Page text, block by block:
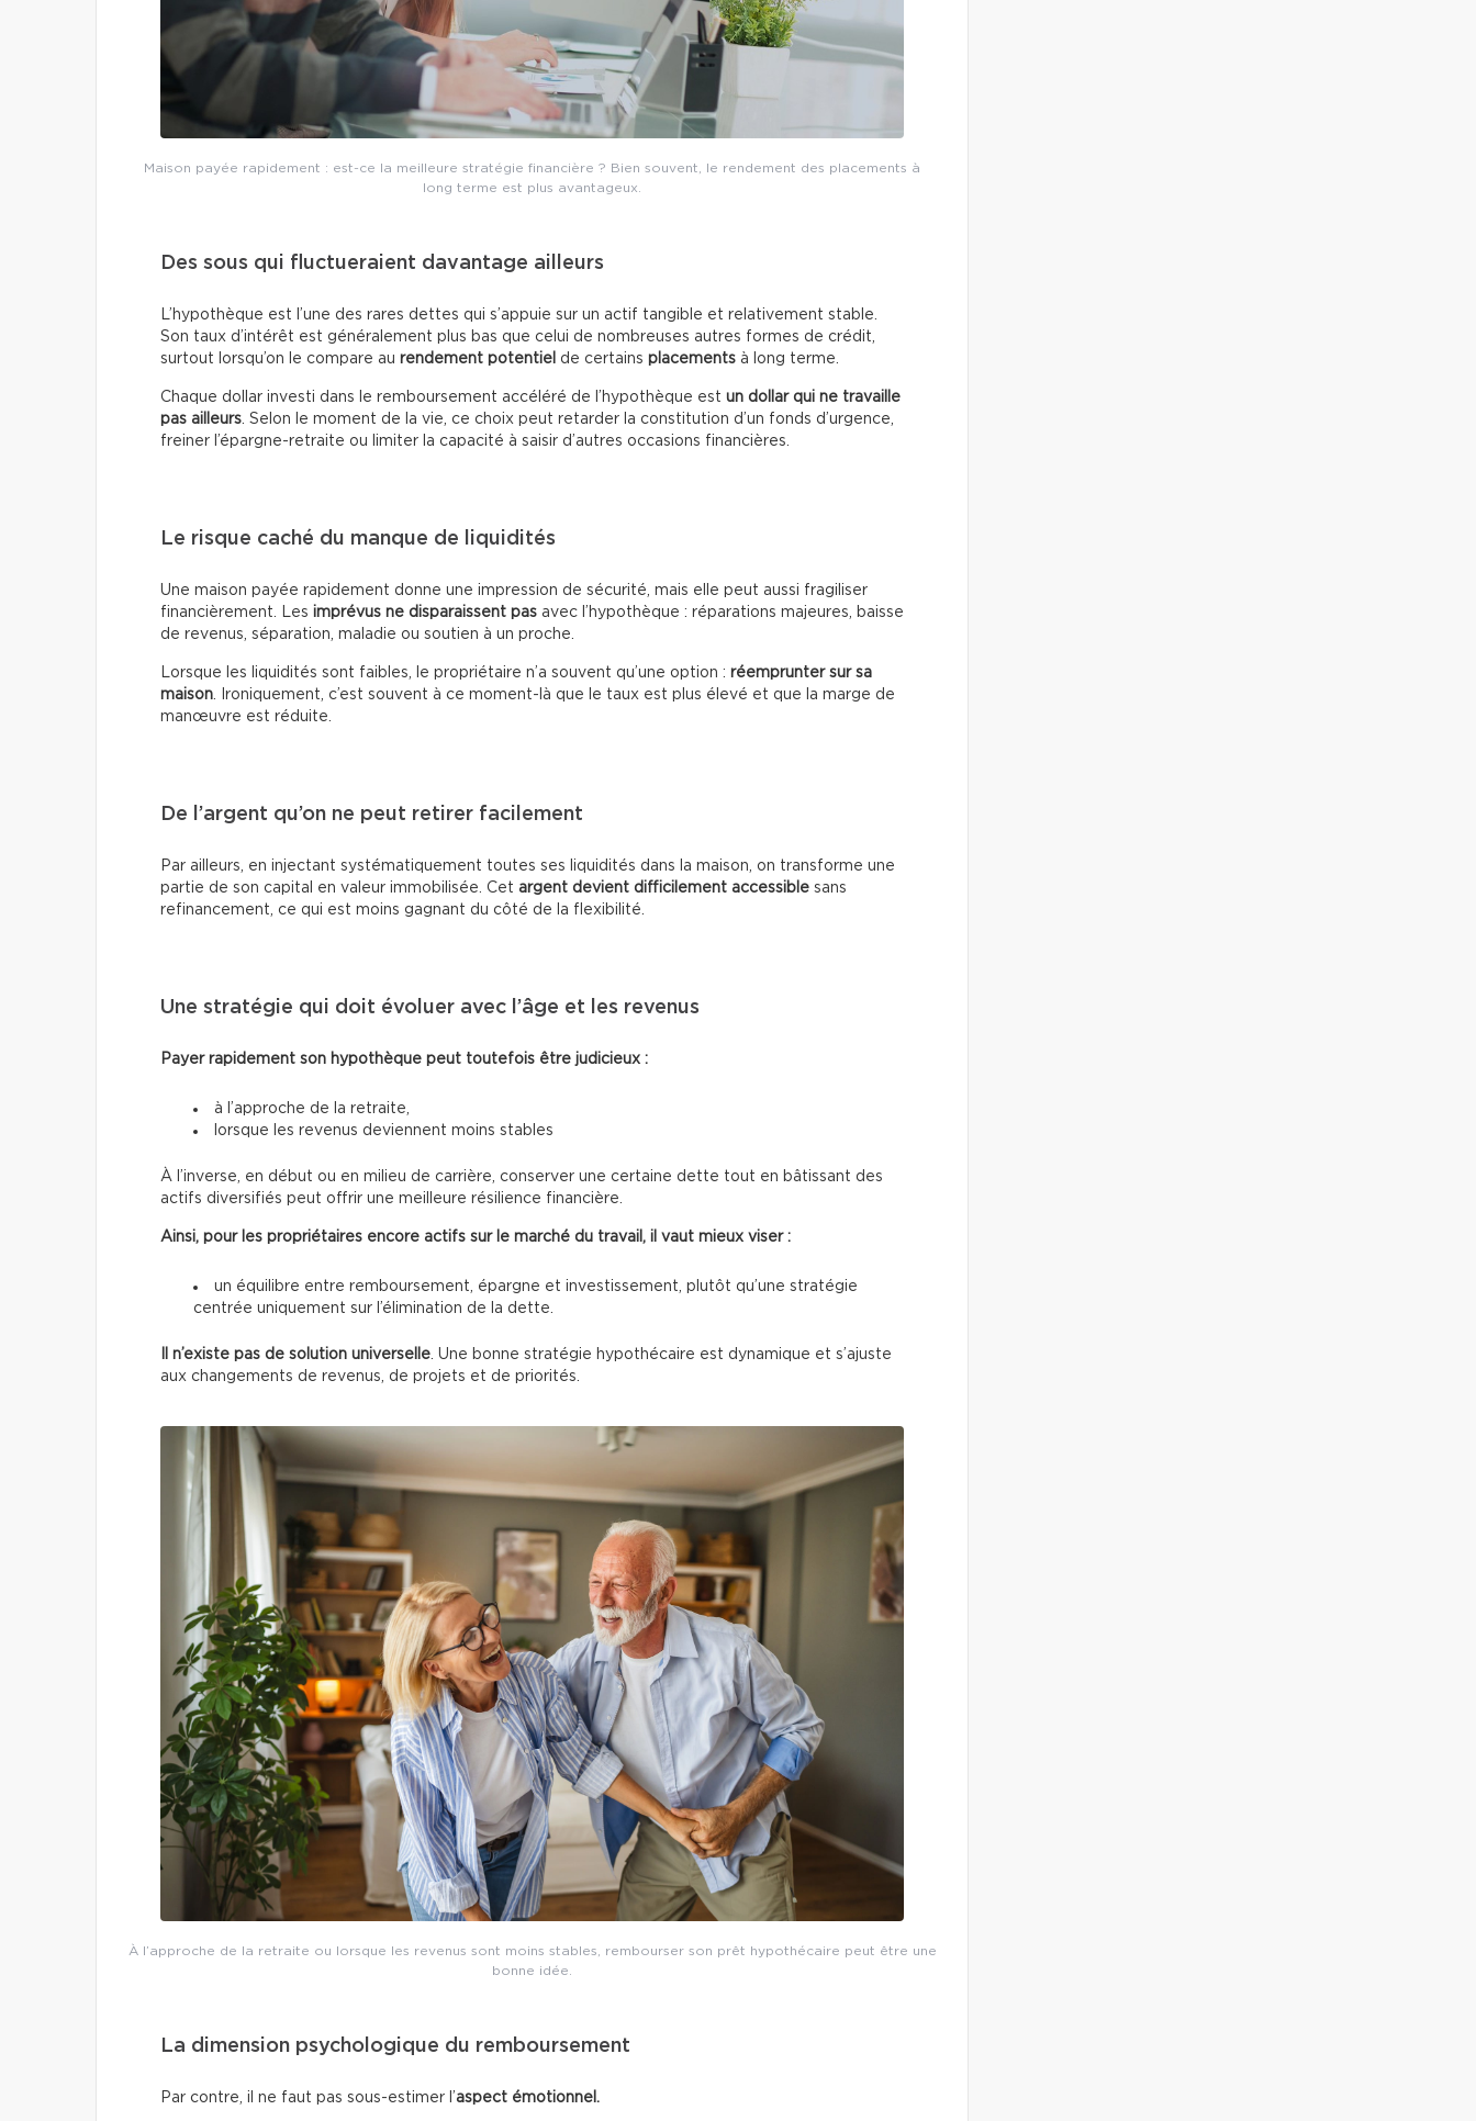
Maison payée rapidement : est-ce la meilleure stratégie financière ? Bien souvent, le rendement des placements à
long terme est plus avantageux.
Des sous qui fluctueraient davantage ailleurs
L’hypothèque est l’une des rares dettes qui s’appuie sur un actif tangible et relativement stable.
Son taux d’intérêt est généralement plus bas que celui de nombreuses autres formes de crédit,
surtout lorsqu’on le compare au rendement potentiel de certains placements à long terme.
Chaque dollar investi dans le remboursement accéléré de l’hypothèque est un dollar qui ne travaille
pas ailleurs . Selon le moment de la vie, ce choix peut retarder la constitution d’un fonds d’urgence,
freiner l’épargne-retraite ou limiter la capacité à saisir d’autres occasions financières.
Le risque caché du manque de liquidités
Une maison payée rapidement donne une impression de sécurité, mais elle peut aussi fragiliser
financièrement. Les imprévus ne disparaissent pas avec l’hypothèque : réparations majeures, baisse
de revenus, séparation, maladie ou soutien à un proche.
Lorsque les liquidités sont faibles, le propriétaire n’a souvent qu’une option : réemprunter sur sa
maison . Ironiquement, c’est souvent à ce moment-là que le taux est plus élevé et que la marge de
manœuvre est réduite.
De l’argent qu’on ne peut retirer facilement
Par ailleurs, en injectant systématiquement toutes ses liquidités dans la maison, on transforme une
partie de son capital en valeur immobilisée. Cet argent devient difficilement accessible sans
refinancement, ce qui est moins gagnant du côté de la flexibilité.
Une stratégie qui doit évoluer avec l’âge et les revenus
Payer rapidement son hypothèque peut toutefois être judicieux :
à l’approche de la retraite,
lorsque les revenus deviennent moins stables
À l’inverse, en début ou en milieu de carrière, conserver une certaine dette tout en bâtissant des
actifs diversifiés peut offrir une meilleure résilience financière.
Ainsi, pour les propriétaires encore actifs sur le marché du travail, il vaut mieux viser :
un équilibre entre remboursement, épargne et investissement, plutôt qu’une stratégie
centrée uniquement sur l’élimination de la dette.
Il n’existe pas de solution universelle . Une bonne stratégie hypothécaire est dynamique et s’ajuste
aux changements de revenus, de projets et de priorités.
À l’approche de la retraite ou lorsque les revenus sont moins stables, rembourser son prêt hypothécaire peut être une
bonne idée.
La dimension psychologique du remboursement
Par contre, il ne faut pas sous-estimer l’aspect émotionnel.